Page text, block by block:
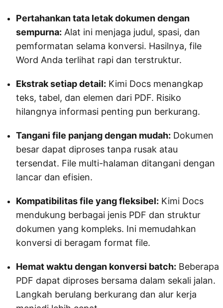
Pertahankan tata letak dokumen dengan
sempurna: Alat ini menjaga judul, spasi, dan
pemformatan selama konversi. Hasilnya, file
Word Anda terlihat rapi dan terstruktur.
Ekstrak setiap detail: Kimi Docs menangkap
teks, tabel, dan elemen dari PDF. Risiko
hilangnya informasi penting pun berkurang.
Tangani file panjang dengan mudah: Dokumen
besar dapat diproses tanpa rusak atau
tersendat. File multi-halaman ditangani dengan
lancar dan efisien.
Kompatibilitas file yang fleksibel: Kimi Docs
mendukung berbagai jenis PDF dan struktur
dokumen yang kompleks. Ini memudahkan
konversi di beragam format file.
Hemat waktu dengan konversi batch: Beberapa
PDF dapat diproses bersama dalam sekali jalan.
Langkah berulang berkurang dan alur kerja